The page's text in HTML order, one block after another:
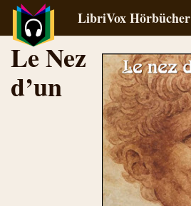
LibriVox Hörbücher
Le Nez
d’un